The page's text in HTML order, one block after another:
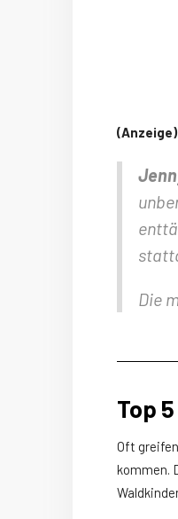
(Anzeige)
Die
Top
Oft
kommen.